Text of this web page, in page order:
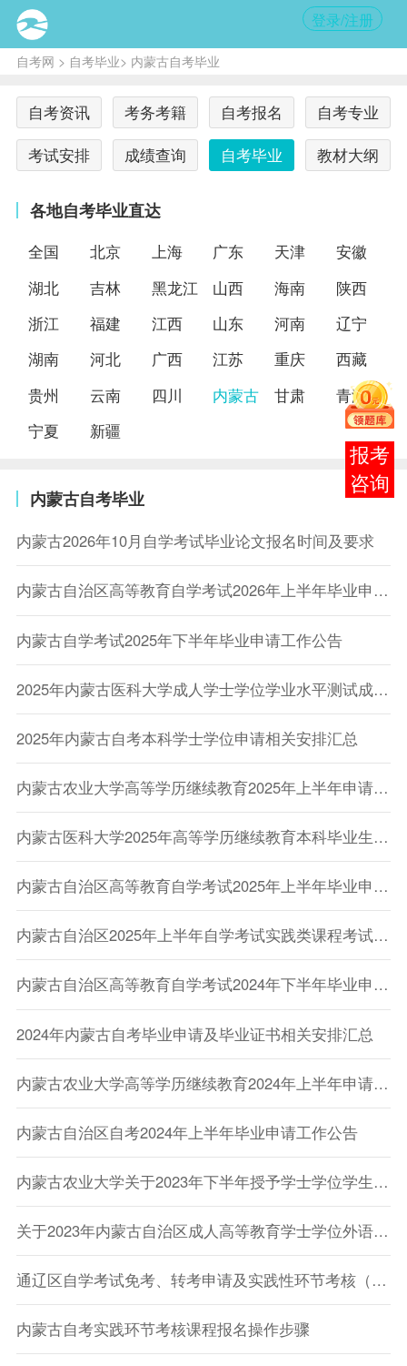
登录/注册
自考网 > 自考毕业> 内蒙古自考毕业
自考资讯 考务考籍 自考报名
自考专业
考试安排
成绩查询 自考毕业 教材大纲
各地自考毕业直达
全国 北京 上海 广东 天津
安徽
湖北
吉林 黑龙江 山西 海南
陕西
浙江
福建 江西 山东 河南
辽宁
湖南
河北 广西 江苏 重庆
西藏
贵州
云南 四川 内蒙古 甘肃
青海
宁夏
新疆
内蒙古自考毕业
内蒙古2026年10月自学考试毕业论文报名时间及要求
内蒙古自治区高等教育自学考试2026年上半年毕业申请工作公告
内蒙古自学考试2025年下半年毕业申请工作公告
2025年内蒙古医科大学成人学士学位学业水平测试成绩公示
2025年内蒙古自考本科学士学位申请相关安排汇总
内蒙古农业大学高等学历继续教育2025年上半年申请学士学位的通知
内蒙古医科大学2025年高等学历继续教育本科毕业生申请学士学位工作的通知内医教发〔2025〕25 号
内蒙古自治区高等教育自学考试2025年上半年毕业申请工作公告
内蒙古自治区2025年上半年自学考试实践类课程考试有关事项的公告
内蒙古自治区高等教育自学考试2024年下半年毕业申请工作公告
2024年内蒙古自考毕业申请及毕业证书相关安排汇总
内蒙古农业大学高等学历继续教育2024年上半年申请学士学位的通知
内蒙古自治区自考2024年上半年毕业申请工作公告
内蒙古农业大学关于2023年下半年授予学士学位学生证书领取通知
关于2023年内蒙古自治区成人高等教育学士学位外语考试有关事宜的公告
通辽区自学考试免考、转考申请及实践性环节考核（论文答辩）报名工作3月4日开始
内蒙古自考实践环节考核课程报名操作步骤
在线
客服